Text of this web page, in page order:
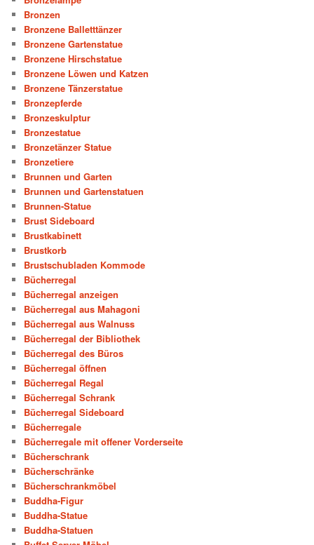
Bronzen
Bronzene Balletttänzer
Bronzene Gartenstatue
Bronzene Hirschstatue
Bronzene Löwen und Katzen
Bronzene Tänzerstatue
Bronzepferde
Bronzeskulptur
Bronzestatue
Bronzetänzer Statue
Bronzetiere
Brunnen und Garten
Brunnen und Gartenstatuen
Brunnen-Statue
Brust Sideboard
Brustkabinett
Brustkorb
Brustschubladen Kommode
Bücherregal
Bücherregal anzeigen
Bücherregal aus Mahagoni
Bücherregal aus Walnuss
Bücherregal der Bibliothek
Bücherregal des Büros
Bücherregal öffnen
Bücherregal Regal
Bücherregal Schrank
Bücherregal Sideboard
Bücherregale
Bücherregale mit offener Vorderseite
Bücherschrank
Bücherschränke
Bücherschrankmöbel
Buddha-Figur
Buddha-Statue
Buddha-Statuen